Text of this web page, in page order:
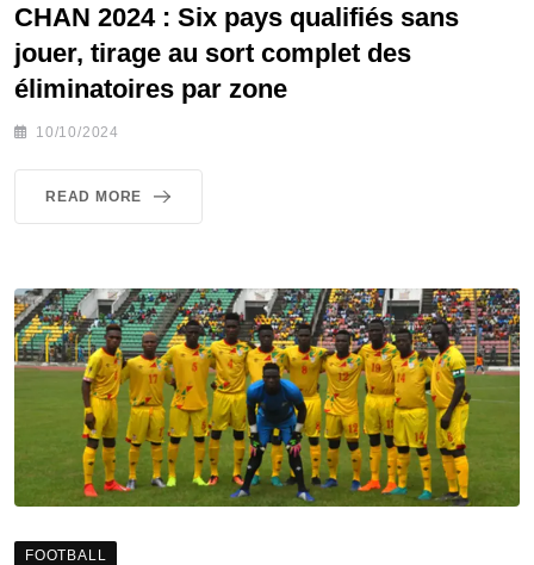
CHAN 2024 : Six pays qualifiés sans
jouer, tirage au sort complet des
éliminatoires par zone
10/10/2024
READ MORE
FOOTBALL